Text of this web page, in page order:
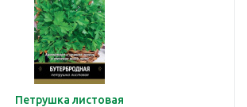
Петрушка листовая